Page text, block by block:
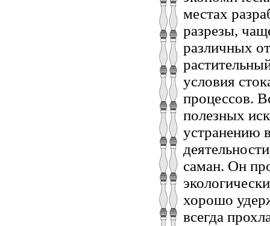
местах
разрезы,
различных
условия
процессов.
полезных
устранению
саман. Он
хорошо
всегда